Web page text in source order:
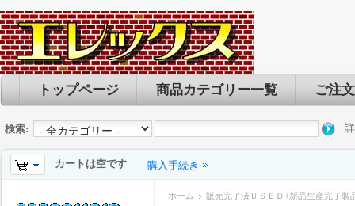
トップページ 商品カテゴリー一覧 ご注
検索:
カートは空です 購入手続き
ホーム 販売完了済ＵＳＥＤ+新品生産完了製